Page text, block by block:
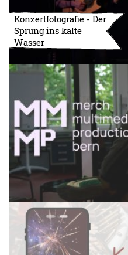
Konzertfotografie - Der
Sprung ins kalte
Wasser